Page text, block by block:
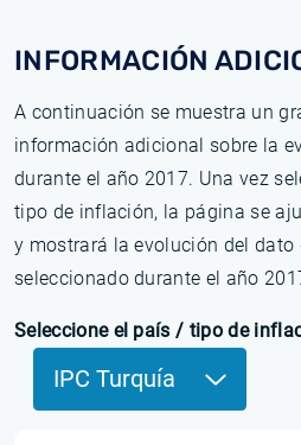
INFORMACIÓN
A continuación se muestra un
información adicional sobre la
durante el año 2017. Una vez
tipo de inflación, la página se
y mostrará la evolución del dato
seleccionado durante el año
Seleccione el país / tipo de
IPC Turquía